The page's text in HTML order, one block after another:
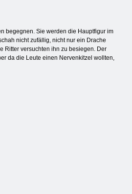
begegnen. Sie werden die Hauptfigur im
nicht zufällig, nicht nur ein Drache
Ritter versuchten ihn zu besiegen. Der
da die Leute einen Nervenkitzel wollten,